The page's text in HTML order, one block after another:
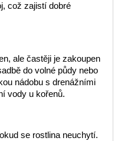
což zajistí dobré
ale častěji je zakoupen
do volné půdy nebo
nádobu s drenážními
vody u kořenů.
se rostlina neuchytí.